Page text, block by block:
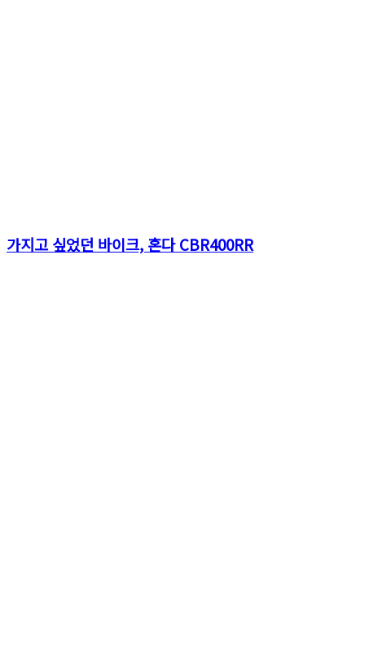
가지고 싶었던 바이크, 혼다 CBR400RR